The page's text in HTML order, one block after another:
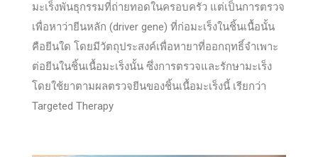
มะเร็งพันธุกรรมที่ถ่ายทอดในครอบครัว แต่เป็นการตรวจ
เพื่อหาว่ายีนหลัก (driver gene) ที่ก่อมะเร็งในชิ้นเนื้อนั้น
คือยีนใด โดยมีวัตถุประสงค์เพื่อหายาที่ออกฤทธิ์จำเพาะ
ต่อยีนในชิ้นเนื้อมะเร็งนั้น ซึ่งการตรวจและรักษามะเร็ง
โดยใช้ยาตามผลตรวจยีนของชิ้นเนื้อมะเร็งนี้ เรียกว่า
Targeted Therapy